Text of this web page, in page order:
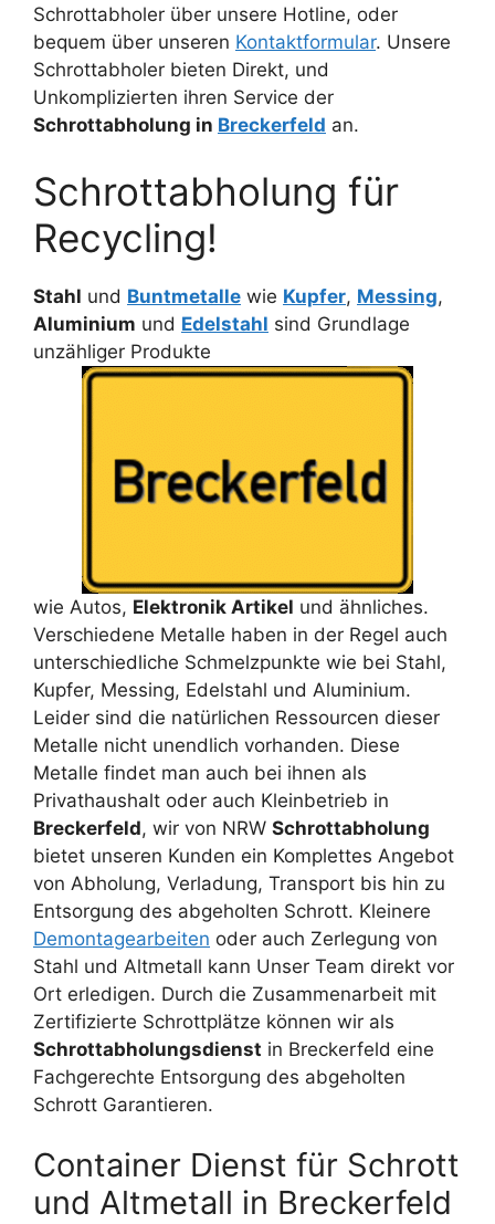
Schrottabholer über unsere Hotline, oder
bequem über unseren Kontaktformular. Unsere
Schrottabholer bieten Direkt, und
Unkomplizierten ihren Service der
Schrottabholung in Breckerfeld an.
Schrottabholung für
Recycling!
Stahl und Buntmetalle wie Kupfer, Messing,
Aluminium und Edelstahl sind Grundlage
unzähliger Produkte
wie Autos, Elektronik Artikel und ähnliches.
Verschiedene Metalle haben in der Regel auch
unterschiedliche Schmelzpunkte wie bei Stahl,
Kupfer, Messing, Edelstahl und Aluminium.
Leider sind die natürlichen Ressourcen dieser
Metalle nicht unendlich vorhanden. Diese
Metalle findet man auch bei ihnen als
Privathaushalt oder auch Kleinbetrieb in
Breckerfeld, wir von NRW Schrottabholung
bietet unseren Kunden ein Komplettes Angebot
von Abholung, Verladung, Transport bis hin zu
Entsorgung des abgeholten Schrott. Kleinere
Demontagearbeiten oder auch Zerlegung von
Stahl und Altmetall kann Unser Team direkt vor
Ort erledigen. Durch die Zusammenarbeit mit
Zertifizierte Schrottplätze können wir als
Schrottabholungsdienst in Breckerfeld eine
Fachgerechte Entsorgung des abgeholten
Schrott Garantieren.
Container Dienst für Schrott
und Altmetall in Breckerfeld